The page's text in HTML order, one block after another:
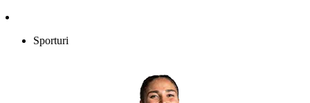
Sporturi